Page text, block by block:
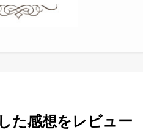
た感想をレビュー